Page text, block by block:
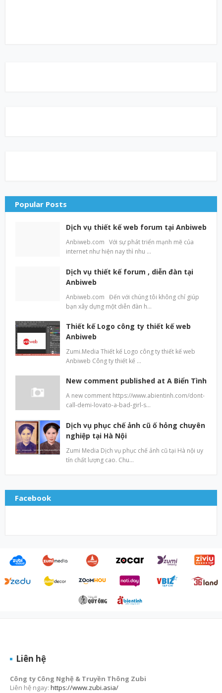
Popular Posts
Dịch vụ thiết kế web forum tại Anbiweb
Anbiweb.com Với sự phát triển mạnh mẽ của
internet như hiện nay thì nhu …
Dịch vụ thiết kế forum , diễn đàn tại
Anbiweb
Anbiweb.com Đến với chúng tôi không chỉ giúp
bạn xây dựng một diễn đàn h…
Thiết kế Logo công ty thiết kế web
Anbiweb
Zumi.Media Thiết kế Logo công ty thiết kế web
Anbiweb Công ty thiết kế …
New comment published at A Biển Tình
A new comment https://www.abientinh.com/dont-
call-demi-lovato-a-bad-girl-s…
Dịch vụ phục chế ảnh cũ ố hỏng chuyên
nghiệp tại Hà Nội
Zumi Media Dịch vụ phục chế ảnh cũ tại Hà nội uy
tín chất lượng cao. Chu…
Facebook
Liên hệ
Công ty Công Nghệ & Truyền Thông Zubi
Liên hệ ngay: https://www.zubi.asia/